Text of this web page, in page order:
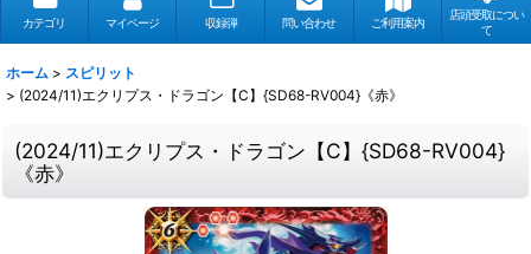
カテゴリ マイページ 収録弾 問い合わせ ご利用案内
店頭受取につい
て
ホーム > スピリット
> (2024/11)エクリプス・ドラゴン【C】{SD68-RV004}《赤》
(2024/11)エクリプス・ドラゴン【C】{SD68-RV004}
《赤》